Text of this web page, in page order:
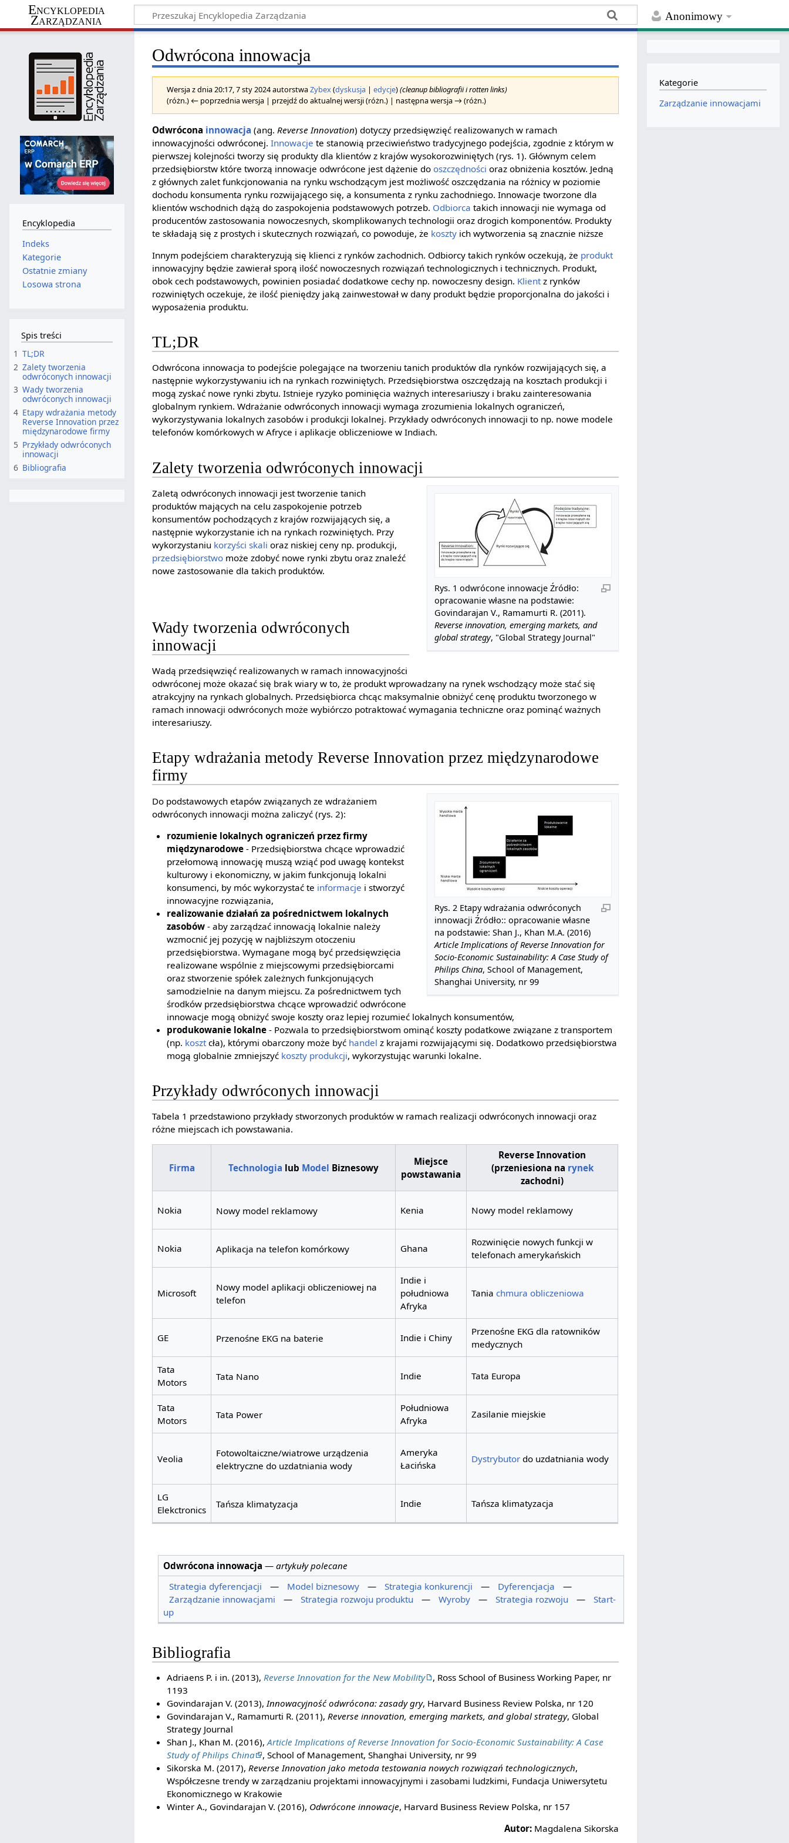
Anonimowy
Encyklopedia
Zarządzania
Odwrócona innowacja
Wersja z dnia 20:17, 7 sty 2024 autorstwaZybex(dyskusja |edycje)(cleanup bibliografii i rotten links)
(różn.) ← poprzednia wersja | przejdź do aktualnej wersji (różn.) | następna wersja → (różn.)
Odwrócona innowacja (ang. Reverse Innovation) dotyczy przedsięwzięć realizowanych w ramach
innowacyjności odwróconej.Innowacje te stanowią przeciwieństwo tradycyjnego podejścia, zgodnie z którym w
pierwszej kolejności tworzy się produkty dla klientów z krajów wysokorozwiniętych (rys. 1). Głównym celem
przedsiębiorstw które tworzą innowacje odwrócone jest dążenie dooszczędności oraz obniżenia kosztów. Jedną
z głównych zalet funkcjonowania na rynku wschodzącym jest możliwość oszczędzania na różnicy w poziomie
dochodu konsumenta rynku rozwijającego się, a konsumenta z rynku zachodniego. Innowacje tworzone dla
klientów wschodnich dążą do zaspokojenia podstawowych potrzeb. Odbiorca takich innowacji nie wymaga od
producentów zastosowania nowoczesnych, skomplikowanych technologii oraz drogich komponentów. Produkty
te składają się z prostych i skutecznych rozwiązań, co powoduje, że koszty ich wytworzenia są znacznie niższe
Innym podejściem charakteryzują się klienci z rynków zachodnich. Odbiorcy takich rynków oczekują, że produkt
innowacyjny będzie zawierał sporą ilość nowoczesnych rozwiązań technologicznych i technicznych. Produkt,
obok cech podstawowych, powinien posiadać dodatkowe cechy np. nowoczesny design. Klient z rynków
rozwiniętych oczekuje, że ilość pieniędzy jaką zainwestował w dany produkt będzie proporcjonalna do jakości i
wyposażenia produktu.
TL;DR
Odwrócona innowacja to podejście polegające na tworzeniu tanich produktów dla rynków rozwijających się, a
następnie wykorzystywaniu ich na rynkach rozwiniętych. Przedsiębiorstwa oszczędzają na kosztach produkcji i
mogą zyskać nowe rynki zbytu. Istnieje ryzyko pominięcia ważnych interesariuszy i braku zainteresowania
globalnym rynkiem. Wdrażanie odwróconych innowacji wymaga zrozumienia lokalnych ograniczeń,
wykorzystywania lokalnych zasobów i produkcji lokalnej. Przykłady odwróconych innowacji to np. nowe modele
telefonów komórkowych w Afryce i aplikacje obliczeniowe w Indiach.
Zalety tworzenia odwróconych innowacji
Rys. 1 odwrócone innowacje Źródło:
opracowanie własne na podstawie:
Govindarajan V., Ramamurti R. (2011).
Reverse innovation, emerging markets, and
global strategy, "Global Strategy Journal"
Zaletą odwróconych innowacji jest tworzenie tanich
produktów mających na celu zaspokojenie potrzeb
konsumentów pochodzących z krajów rozwijających się, a
następnie wykorzystanie ich na rynkach rozwiniętych. Przy
wykorzystaniu korzyści skali oraz niskiej ceny np. produkcji,
przedsiębiorstwo może zdobyć nowe rynki zbytu oraz znaleźć
nowe zastosowanie dla takich produktów.
Wady tworzenia odwróconych
innowacji
Wadą przedsięwzięć realizowanych w ramach innowacyjności
odwróconej może okazać się brak wiary w to, że produkt wprowadzany na rynek wschodzący może stać się
atrakcyjny na rynkach globalnych. Przedsiębiorca chcąc maksymalnie obniżyć cenę produktu tworzonego w
ramach innowacji odwróconych może wybiórczo potraktować wymagania techniczne oraz pominąć ważnych
interesariuszy.
Etapy wdrażania metody Reverse Innovation przez międzynarodowe
firmy
Rys. 2 Etapy wdrażania odwróconych
innowacji Źródło:: opracowanie własne
na podstawie: Shan J., Khan M.A. (2016)
Article Implications of Reverse Innovation for
Socio-Economic Sustainability: A Case Study of
Philips China, School of Management,
Shanghai University, nr 99
Do podstawowych etapów związanych ze wdrażaniem
odwróconych innowacji można zaliczyć (rys. 2):
rozumienie lokalnych ograniczeń przez firmy
międzynarodowe- Przedsiębiorstwa chcące wprowadzić
przełomową innowację muszą wziąć pod uwagę kontekst
kulturowy i ekonomiczny, w jakim funkcjonują lokalni
konsumenci, by móc wykorzystać te informacje i stworzyć
innowacyjne rozwiązania,
realizowanie działań za pośrednictwem lokalnych
zasobów- aby zarządzać innowacją lokalnie należy
wzmocnić jej pozycję w najbliższym otoczeniu
przedsiębiorstwa. Wymagane mogą być przedsięwzięcia
realizowane wspólnie z miejscowymi przedsiębiorcami
oraz stworzenie spółek zależnych funkcjonujących
samodzielnie na danym miejscu. Za pośrednictwem tych
środków przedsiębiorstwa chcące wprowadzić odwrócone
innowacje mogą obniżyć swoje koszty oraz lepiej rozumieć lokalnych konsumentów,
produkowanie lokalne- Pozwala to przedsiębiorstwom ominąć koszty podatkowe związane z transportem
(np. kosztcła), którymi obarczony może być handel z krajami rozwijającymi się. Dodatkowo przedsiębiorstwa
mogą globalnie zmniejszyć koszty produkcji, wykorzystując warunki lokalne.
Przykłady odwróconych innowacji
Tabela 1 przedstawiono przykłady stworzonych produktów w ramach realizacji odwróconych innowacji oraz
różne miejscach ich powstawania.
Firma Technologia lub Model Biznesowy
Miejsce
powstawania
Reverse Innovation
(przeniesiona na rynek
zachodni)
Nokia Nowy model reklamowy Kenia Nowy model reklamowy
Nokia Aplikacja na telefon komórkowy Ghana
Rozwinięcie nowych funkcji w
telefonach amerykańskich
Microsoft
Nowy model aplikacji obliczeniowej na
telefon
Indie i
południowa
Afryka
Tania chmura obliczeniowa
GE Przenośne EKG na baterie Indie i Chiny
Przenośne EKG dla ratowników
medycznych
Tata
Motors
Tata Nano Indie Tata Europa
Tata
Motors
Tata Power
Południowa
Afryka
Zasilanie miejskie
Veolia
Fotowoltaiczne/wiatrowe urządzenia
elektryczne do uzdatniania wody
Ameryka
Łacińska
Dystrybutordo uzdatniania wody
LG
Elekctronics
Tańsza klimatyzacja Indie Tańsza klimatyzacja
Odwrócona innowacja — artykuły polecane
Strategia dyferencjacji
— Model biznesowy — Strategia konkurencji — Dyferencjacja
—
Zarządzanie innowacjami
— Strategia rozwoju produktu — Wyroby — Strategia rozwoju —
Start-
up
Bibliografia
Adriaens P. i in. (2013), Reverse Innovation for the New Mobility
, Ross School of Business Working Paper, nr
1193
Govindarajan V. (2013), Innowacyjność odwrócona: zasady gry, Harvard Business Review Polska, nr 120
Govindarajan V., Ramamurti R. (2011), Reverse innovation, emerging markets, and global strategy, Global
Strategy Journal
Shan J., Khan M. (2016), Article Implications of Reverse Innovation for Socio-Economic Sustainability: A Case
Study of Philips China
, School of Management, Shanghai University, nr 99
Sikorska M. (2017), Reverse Innovation jako metoda testowania nowych rozwiązań technologicznych,
Współczesne trendy w zarządzaniu projektami innowacyjnymi i zasobami ludzkimi, Fundacja Uniwersytetu
Ekonomicznego w Krakowie
Winter A., Govindarajan V. (2016), Odwrócone innowacje, Harvard Business Review Polska, nr 157
Autor: Magdalena Sikorska
Encyklopedia
Indeks
Kategorie
Ostatnie zmiany
Losowa strona
Spis treści
1 TL;DR
2 Zalety tworzenia
odwróconych innowacji
3 Wady tworzenia
odwróconych innowacji
4 Etapy wdrażania metody
Reverse Innovation przez
międzynarodowe firmy
5 Przykłady odwróconych
innowacji
6 Bibliografia
Kategorie
Zarządzanie innowacjami